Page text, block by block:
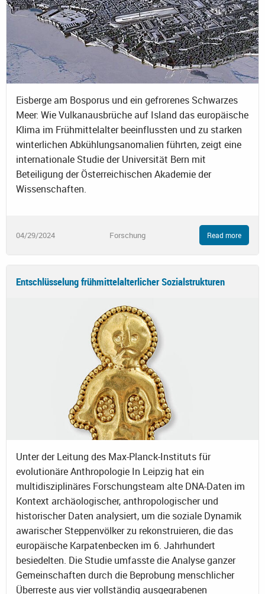
Eisberge am Bosporus und ein gefrorenes Schwarzes
Meer: Wie Vulkanausbrüche auf Island das europäische
Klima im Frühmittelalter beeinflussten und zu starken
winterlichen Abkühlungsanomalien führten, zeigt eine
internationale Studie der Universität Bern mit
Beteiligung der Österreichischen Akademie der
Wissenschaften.
04/29/2024 Forschung Read more
Entschlüsselung frühmittelalterlicher Sozialstrukturen
Unter der Leitung des Max-Planck-Instituts für
evolutionäre Anthropologie In Leipzig hat ein
multidisziplinäres Forschungsteam alte DNA-Daten im
Kontext archäologischer, anthropologischer und
historischer Daten analysiert, um die soziale Dynamik
awarischer Steppenvölker zu rekonstruieren, die das
europäische Karpatenbecken im 6. Jahrhundert
besiedelten. Die Studie umfasste die Analyse ganzer
Gemeinschaften durch die Beprobung menschlicher
Überreste aus vier vollständig ausgegrabenen